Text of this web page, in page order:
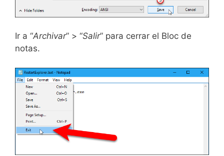
Ir a “Archivar” > “Salir” para cerrar el Bloc de
notas.